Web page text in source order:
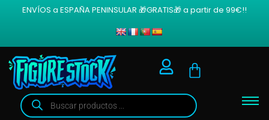
ENVÍOS a ESPAÑA PENINSULAR 🎁GRATIS🎁 a partir de 99€!!